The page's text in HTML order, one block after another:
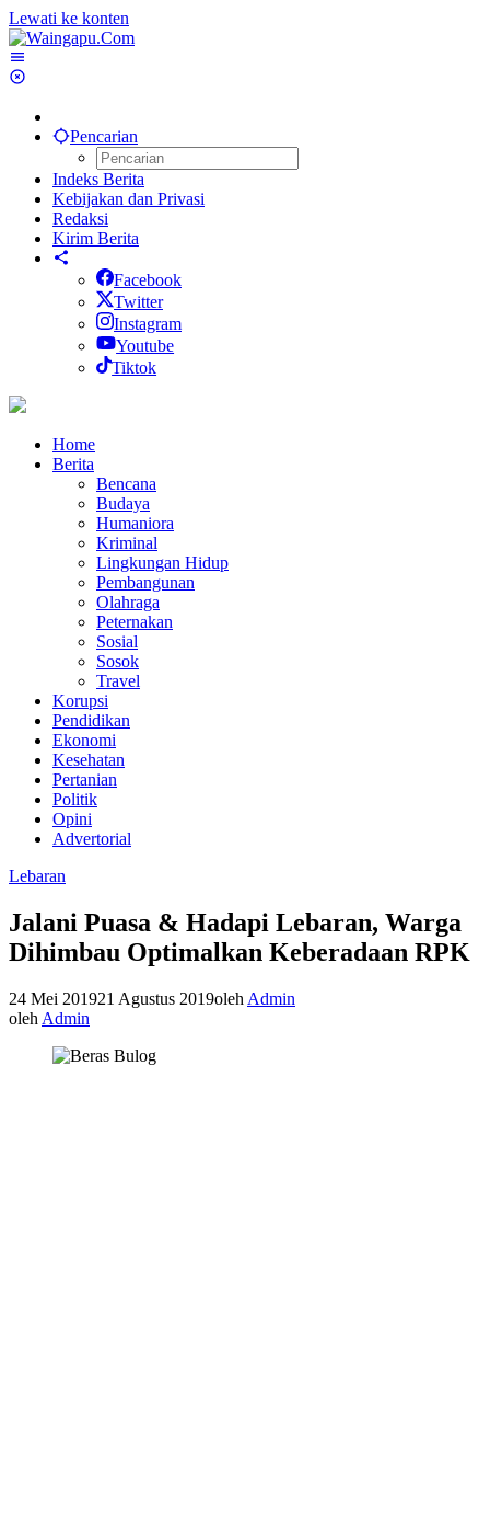
Lewati ke konten
Pencarian
Indeks Berita
Kebijakan dan Privasi
Redaksi
Kirim Berita
Facebook
Twitter
Instagram
Youtube
Tiktok
Home
Berita
Bencana
Budaya
Humaniora
Kriminal
Lingkungan Hidup
Pembangunan
Olahraga
Peternakan
Sosial
Sosok
Travel
Korupsi
Pendidikan
Ekonomi
Kesehatan
Pertanian
Politik
Opini
Advertorial
Lebaran
Jalani Puasa & Hadapi Lebaran, Warga
Dihimbau Optimalkan Keberadaan RPK
24 Mei 201921 Agustus 2019oleh Admin
oleh Admin